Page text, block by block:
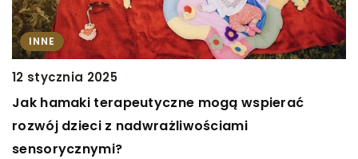
INNE
12 stycznia 2025
Jak hamaki terapeutyczne mogą wspierać
rozwój dzieci z nadwrażliwościami
sensorycznymi?